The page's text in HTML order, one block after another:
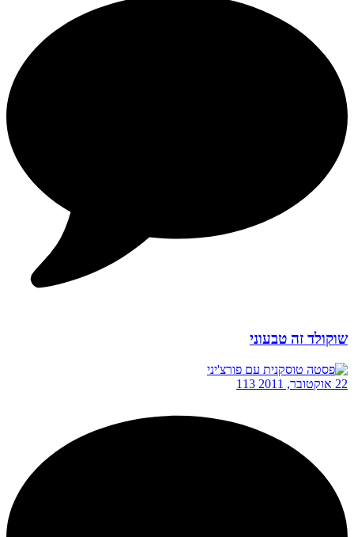
שוקולד זה טבעוני
22 אוקטובר, 2011 113